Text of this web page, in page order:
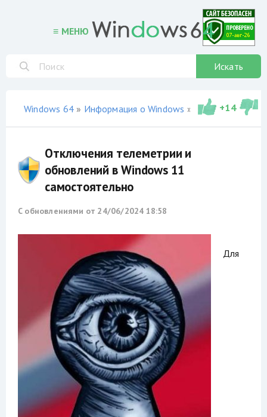
≡ МЕНЮ
Искать
Windows 64» Информация о Windows » Отключения телеметрии и обновлений в Windows 11 самостоятельно
+14
Отключения телеметрии и
обновлений в Windows 11
самостоятельно
С обновлениями от 24/06/2024 18:58
Для